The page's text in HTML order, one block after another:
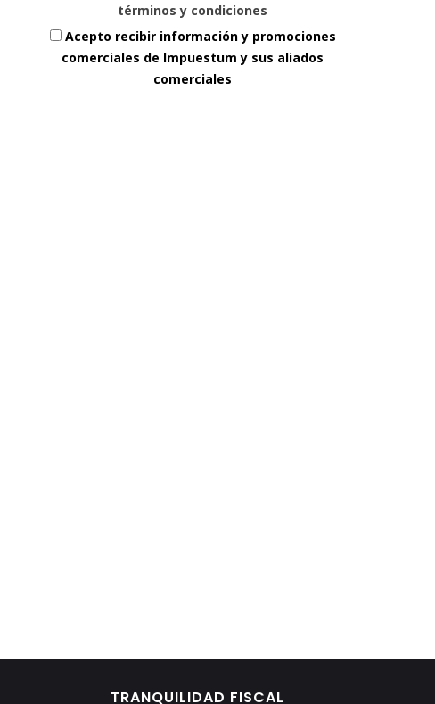
términos y condiciones
Acepto recibir información y promociones
comerciales de Impuestum y sus aliados
comerciales
TRANQUILIDAD FISCAL